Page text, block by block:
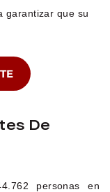
garantizar que su
De
personas en